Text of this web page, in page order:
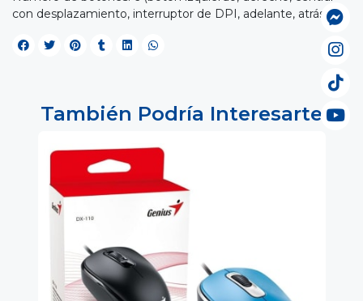
con desplazamiento, interruptor de DPI, adelante, atrás)
También Podría Interesarte